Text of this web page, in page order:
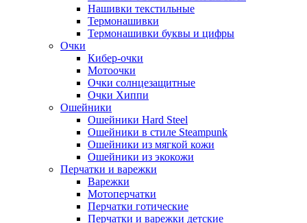
Нашивки текстильные
Термонашивки
Термонашивки буквы и цифры
Очки
Кибер-очки
Мотоочки
Очки солнцезащитные
Очки Хиппи
Ошейники
Ошейники Hard Steel
Ошейники в стиле Steampunk
Ошейники из мягкой кожи
Ошейники из экокожи
Перчатки и варежки
Варежки
Мотоперчатки
Перчатки готические
Перчатки и варежки детские